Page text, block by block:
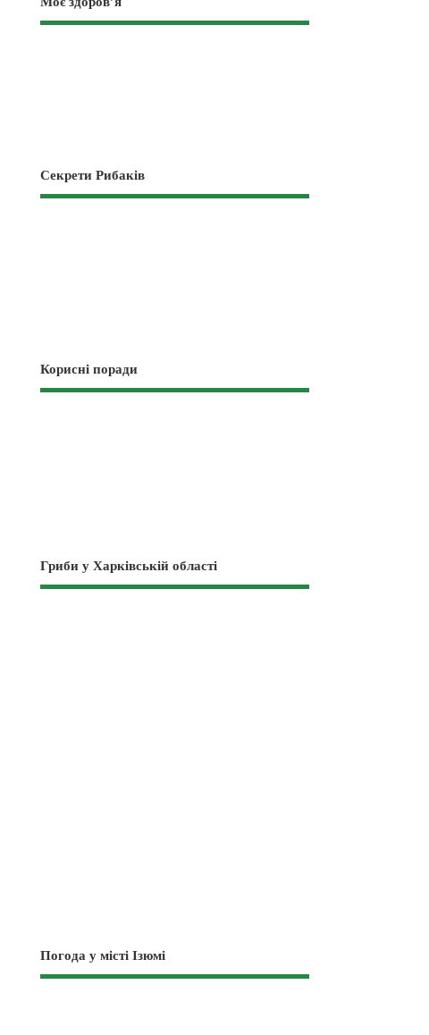
Секрети Рибаків
Корисні поради
Гриби у Харківській області
Погода у місті Ізюмі